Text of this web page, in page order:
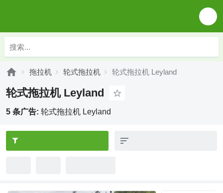
拖拉机 轮式拖拉机 轮式拖拉机 Leyland
轮式拖拉机 Leyland
5 条广告: 轮式拖拉机 Leyland